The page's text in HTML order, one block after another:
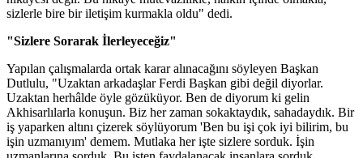
sizlerle bire bir iletişim kurmakla oldu" dedi.
"Sizlere Sorarak İlerleyeceğiz"
Yapılan çalışmalarda ortak karar alınacağını söyleyen Başkan
Dutlulu, "Uzaktan arkadaşlar Ferdi Başkan gibi değil diyorlar.
Uzaktan herhâlde öyle gözüküyor. Ben de diyorum ki gelin
Akhisarlılarla konuşun. Biz her zaman sokaktaydık, sahadaydık. Bir
iş yaparken altını çizerek söylüyorum 'Ben bu işi çok iyi bilirim, bu
işin uzmanıyım' demem. Mutlaka her işte sizlere sorduk. İşin